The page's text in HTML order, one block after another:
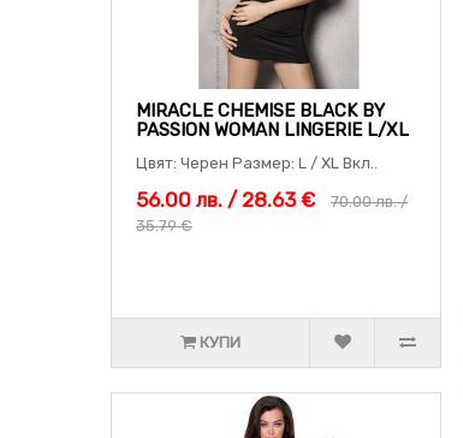
MIRACLE CHEMISE BLACK BY
PASSION WOMAN LINGERIE L/XL
Цвят: Черен Размер: L / XL Вкл..
56.00 лв. / 28.63 €
70.00 лв. /
35.79 €
КУПИ